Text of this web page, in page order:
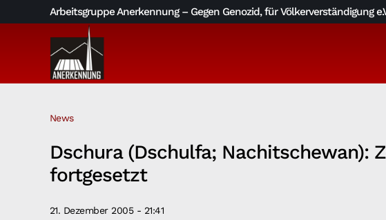
to
Arbeitsgruppe Anerkennung – Gegen Genozid, für Völkerverständigung
News
Dschura (Dschulfa; Nachitschewan):
fortgesetzt
21. Dezember 2005 - 21:41